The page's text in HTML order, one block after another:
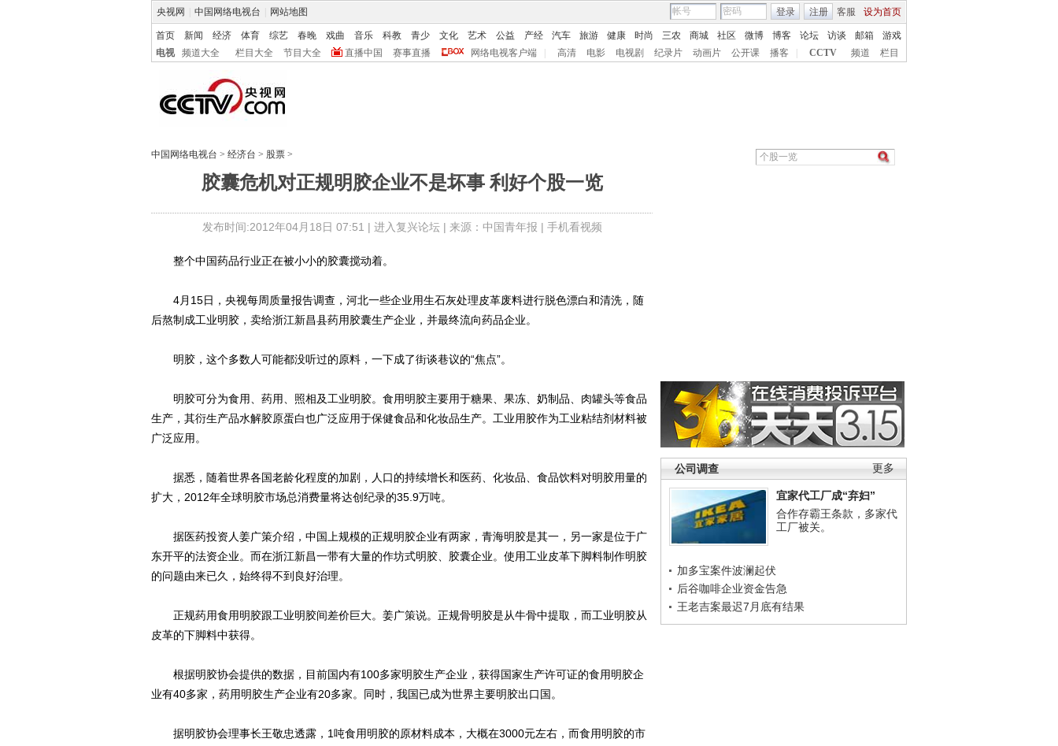
央视网 中国网络电视台 网站地图 客服 设为首页
登录 注册
首页 新闻 经济 体育 综艺 春晚 戏曲 音乐 科教 青少 文化 艺术 公益 产经 汽车 旅游 健康 时尚 三农 商城 社区 微博 博客 论坛 访谈 邮箱
游戏
电视
频道大全 栏目大全 节目大全 直播中国 赛事直播 网络电视客户端 高清 电影 电视剧 纪录片 动画片 公开课 播客 CCTV 频道 栏目
中国网络电视台 > 经济台 > 股票 >
胶囊危机对正规明胶企业不是坏事 利好个股一览
发布时间:2012年04月18日 07:51 | 进入复兴论坛| 来源：中国青年报 | 手机看视频
更多
公司调查
宜家代工厂成“弃妇”
合作存霸王条款，多家代
工厂被关。
加多宝案件波澜起伏
后谷咖啡企业资金告急
王老吉案最迟7月底有结果
整个中国药品行业正在被小小的胶囊搅动着。
4月15日，央视每周质量报告调查，河北一些企业用生石灰处理皮革废料进行脱色漂白和清洗，随
后熬制成工业明胶，卖给浙江新昌县药用胶囊生产企业，并最终流向药品企业。
明胶，这个多数人可能都没听过的原料，一下成了街谈巷议的“焦点”。
明胶可分为食用、药用、照相及工业明胶。食用明胶主要用于糖果、果冻、奶制品、肉罐头等食品
生产，其衍生产品水解胶原蛋白也广泛应用于保健食品和化妆品生产。工业用胶作为工业粘结剂材料被
广泛应用。
据悉，随着世界各国老龄化程度的加剧，人口的持续增长和医药、化妆品、食品饮料对明胶用量的
扩大，2012年全球明胶市场总消费量将达创纪录的35.9万吨。
据医药投资人姜广策介绍，中国上规模的正规明胶企业有两家，青海明胶是其一，另一家是位于广
东开平的法资企业。而在浙江新昌一带有大量的作坊式明胶、胶囊企业。使用工业皮革下脚料制作明胶
的问题由来已久，始终得不到良好治理。
正规药用食用明胶跟工业明胶间差价巨大。姜广策说。正规骨明胶是从牛骨中提取，而工业明胶从
皮革的下脚料中获得。
根据明胶协会提供的数据，目前国内有100多家明胶生产企业，获得国家生产许可证的食用明胶企
业有40多家，药用明胶生产企业有20多家。同时，我国已成为世界主要明胶出口国。
据明胶协会理事长王敬忠透露，1吨食用明胶的原材料成本，大概在3000元左右，而食用明胶的市